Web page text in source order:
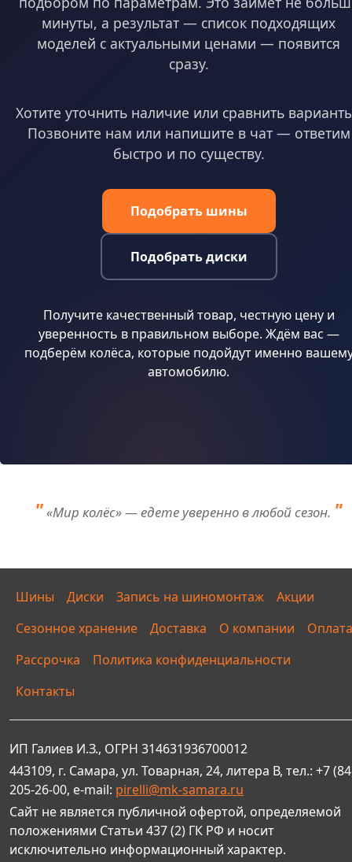
минуты, а результат — список подходящих
моделей с актуальными ценами — появится
сразу.
Хотите уточнить наличие или сравнить
Позвоните нам или напишите в чат — ответим
быстро и по существу.
Подобрать шины
Подобрать диски
Получите качественный товар, честную цену и
уверенность в правильном выборе. Ждём вас —
подберём колёса, которые подойдут именно
автомобилю.
«Мир колёс» — едете уверенно в любой сезон.
Шины Диски Запись на шиномонтаж
Акции
Сезонное хранение
Доставка О компании
Оплата
Рассрочка
Политика конфиденциальности
Контакты
ИП Галиев И.З., ОГРН 314631936700012
443109, г. Самара, ул. Товарная, 24, литера В, тел.: +7
205-26-00, e-mail: pirelli@mk-samara.ru
Сайт не является публичной офертой, определяемой
положениями Статьи 437 (2) ГК РФ и носит
исключительно информационный характер.